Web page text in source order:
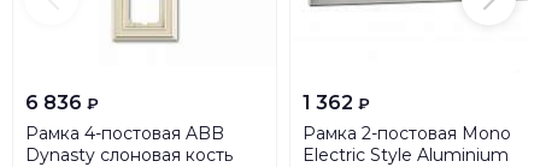
6 836 ₽
Рамка 4-постовая ABB
Dynasty слоновая кость
1 362 ₽
Рамка 2-постовая Mono
Electric Style Aluminium